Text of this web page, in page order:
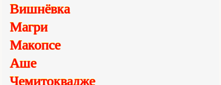
Вишнёвка
Магри
Макопсе
Аше
Чемитоквадже